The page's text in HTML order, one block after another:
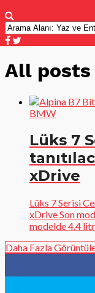
All posts
BMW
Lüks 7
xDrive
Lüks 7 Serisi
xDrive Son
modelde 4.4
Daha Fazla